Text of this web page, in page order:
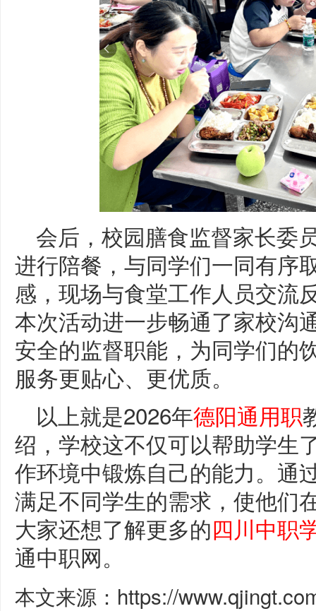
会后，校园膳食监督家长委
进行陪餐，与同学们一同有序
感，现场与食堂工作人员交流
本次活动进一步畅通了家校沟
安全的监督职能，为同学们的
服务更贴心、更优质。
以上就是2026年德阳通用职
绍，学校这不仅可以帮助学生
作环境中锻炼自己的能力。通
满足不同学生的需求，使他们
大家还想了解更多的四川中职
通中职网。
本文来源：https://